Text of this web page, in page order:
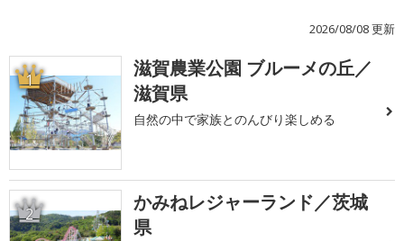
2026/08/08 更新
1
滋賀農業公園 ブルーメの丘／
滋賀県
自然の中で家族とのんびり楽しめる
2
かみねレジャーランド／茨城
県